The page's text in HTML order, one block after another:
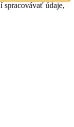
spracovávať údaje,